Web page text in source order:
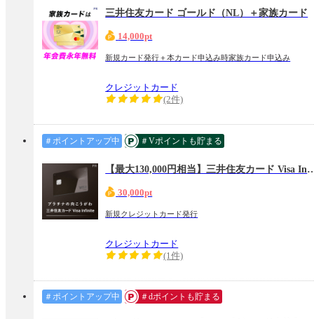
三井住友カード ゴールド（NL）＋家族カード
14,000pt
新規カード発行＋本カード申込み時家族カード申込み
クレジットカード
(2件)
＃ポイントアップ中 ＃Vポイントも貯まる
【最大130,000円相当】三
30,000pt
新規クレジットカード発行
クレジットカード
(1件)
＃ポイントアップ中 ＃dポイントも貯まる